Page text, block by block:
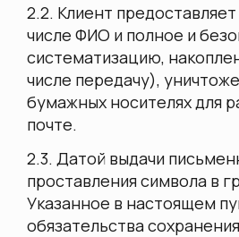
2.2. Клиент
числе ФИО и полное и
систематизацию,
числе передачу),
бумажных носителях для
почте.
2.3. Датой выдачи
проставления символа в
Указанное в настоящем
обязательства